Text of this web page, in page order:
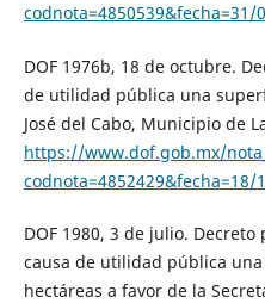
codnota=4850539&fecha=31/
DOF 1976b, 18 de octubre.
de utilidad pública una
José del Cabo, Municipio de
https://www.dof.gob.mx/
codnota=4852429&fecha=18/
DOF 1980, 3 de julio.
causa de utilidad pública
hectáreas a favor de la